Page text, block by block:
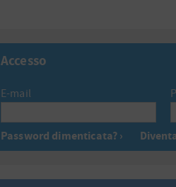
Accesso
E-mail
Password dimenticata? ›